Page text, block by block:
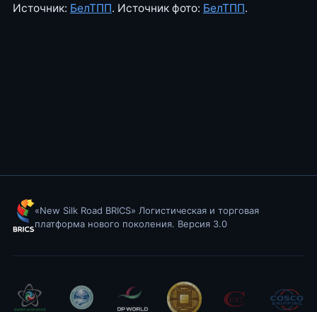
Источник: БелТПП. Источник фото: БелТПП.
«New Silk Road BRICS» Логистическая и торговая
платформа нового поколения. Версия 3.0